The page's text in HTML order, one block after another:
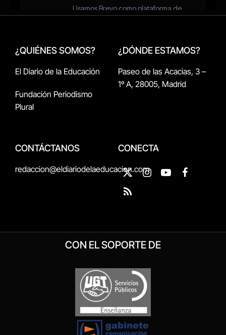
¿QUIÉNES SOMOS?
El Diario de la Educación
Fundación Periodismo
Plural
¿DÓNDE ESTAMOS?
Paseo de las Acacias, 3 –
1º A, 28005, Madrid
CONTÁCTANOS
redaccion@eldiariodelaeducacion.com
CONECTA
X
(Twitter)
InstagramYouTubeFacebook
RSS
CON EL SOPORTE DE